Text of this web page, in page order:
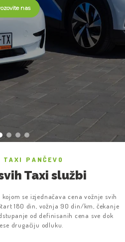
nas
TAXI PANČEVO
Taxi službi
se izjednačava cena vožnje svih
180 din, vožnja 90 din/km, čekanje
od definisanih cena sve dok
drugačiju odluku.